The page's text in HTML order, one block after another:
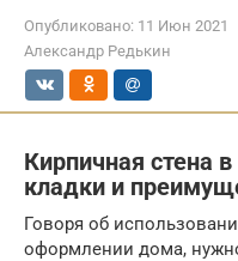
Опубликовано: 11 Июн 2021
Александр Редькин
Кирпичная стена
кладки и
Говоря об
оформлении дома,